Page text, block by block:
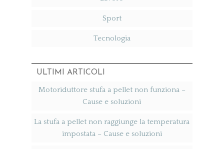
Sport
Tecnologia
ULTIMI ARTICOLI
Motoriduttore stufa a pellet non funziona​ –
Cause e soluzioni
La stufa a pellet non raggiunge la temperatura
impostata​ – Cause e soluzioni